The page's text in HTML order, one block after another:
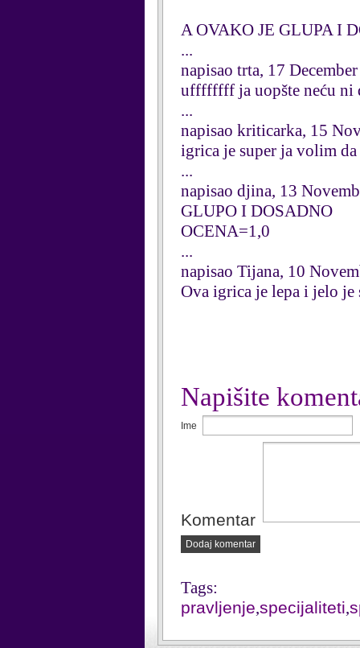
A OVAKO JE GLUPA I
...
napisao trta, 17
uffffffff ja uopšte neću ni
...
napisao kriticarka, 15
igrica je super ja volim
...
napisao djina, 13
GLUPO I DOSADNO
OCENA=1,0
...
napisao Tijana, 10
Ova igrica je lepa i jelo
Napišite
Ime
Komentar
Dodaj komentar
Tags:
pravljenje,specijaliteti,